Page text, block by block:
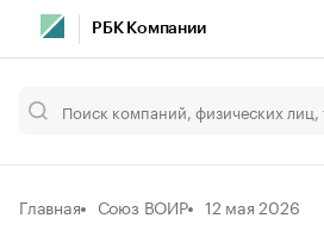
РБК Компании
Главная Союз ВОИР 12 мая 2026